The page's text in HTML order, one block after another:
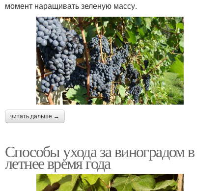
момент наращивать зеленую массу.
читать дальше →
Способы ухода за виноградом в
летнее время года